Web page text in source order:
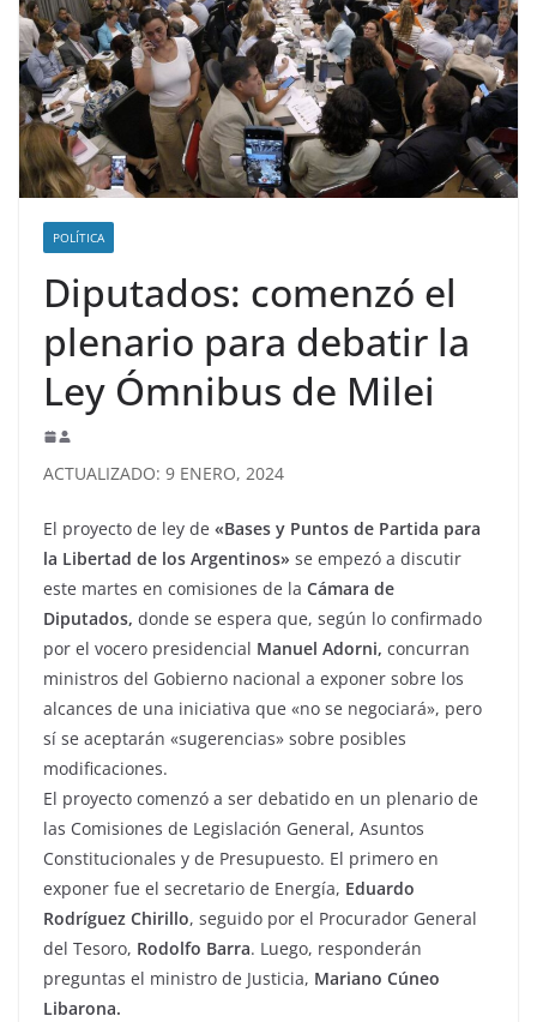
POLÍTICA
Diputados: comenzó el
plenario para debatir la
Ley Ómnibus de Milei
ACTUALIZADO: 9 ENERO, 2024
El proyecto de ley de «Bases y Puntos de Partida para
la Libertad de los Argentinos» se empezó a discutir
este martes en comisiones de la Cámara de
Diputados, donde se espera que, según lo confirmado
por el vocero presidencial Manuel Adorni, concurran
ministros del Gobierno nacional a exponer sobre los
alcances de una iniciativa que «no se negociará», pero
sí se aceptarán «sugerencias» sobre posibles
modificaciones.
El proyecto comenzó a ser debatido en un plenario de
las Comisiones de Legislación General, Asuntos
Constitucionales y de Presupuesto. El primero en
exponer fue el secretario de Energía, Eduardo
Rodríguez Chirillo, seguido por el Procurador General
del Tesoro, Rodolfo Barra. Luego, responderán
preguntas el ministro de Justicia, Mariano Cúneo
Libarona.